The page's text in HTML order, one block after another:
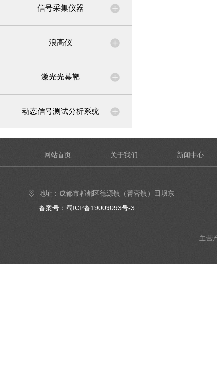
信号采集仪器
浪高仪
激光光幕靶
动态信号测试分析系统
网站首页 关于我们 新闻中心
地址：成都市郫都区德源镇（菁蓉镇）田坝东
街6号4楼402号室
备案号：蜀ICP备19009093号-3
主营